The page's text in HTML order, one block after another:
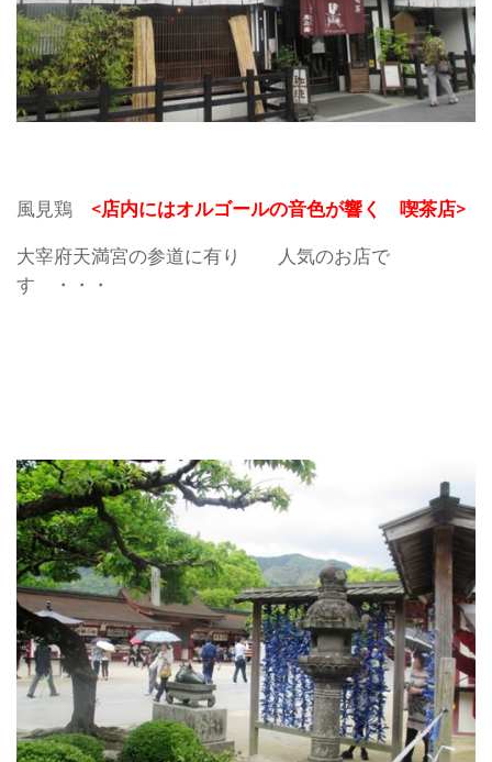
風見鶏 <店内にはオルゴールの音色が響く 喫茶店>
大宰府天満宮の参道に有り 人気のお店で
す ・・・